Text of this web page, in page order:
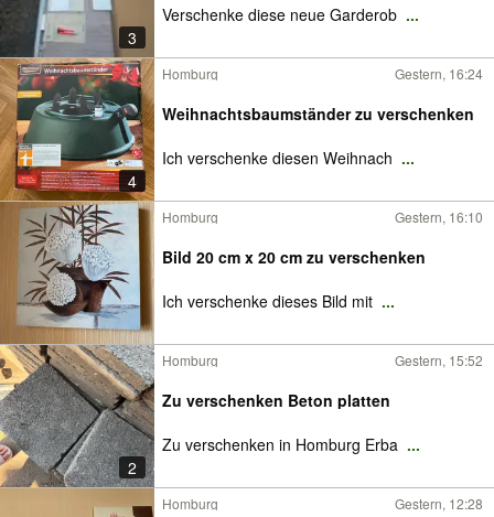
3
Verschenke diese neue Garderob ...
4
Homburg Gestern, 16:24
Weihnachtsbaumständer zu verschenken
Ich verschenke diesen Weihnach ...
Homburg Gestern, 16:10
Bild 20 cm x 20 cm zu verschenken
Ich verschenke dieses Bild mit ...
2
Homburg Gestern, 15:52
Zu verschenken Beton platten
Zu verschenken in Homburg Erba ...
Homburg Gestern, 12:28